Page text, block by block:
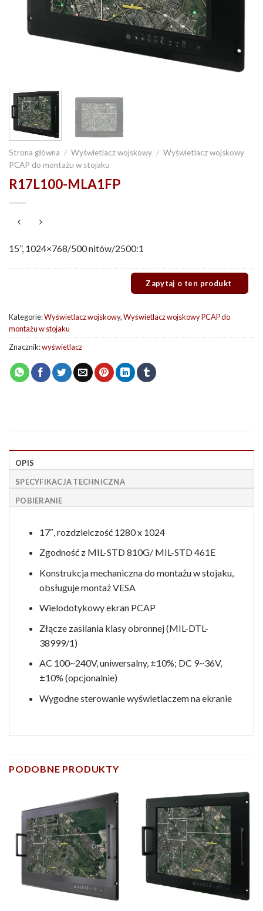
Strona główna / Wyświetlacz wojskowy / Wyświetlacz wojskowy
PCAP do montażu w stojaku
R17L100-MLA1FP
15”, 1024×768/500 nitów/2500:1
Kategorie:Wyświetlacz wojskowy,Wyświetlacz wojskowy PCAP do
montażu w stojaku
Znacznik:wyświetlacz
OPIS
SPECYFIKACJA TECHNICZNA
POBIERANIE
17″, rozdzielczość 1280 x 1024
Zgodność z MIL-STD 810G/ MIL-STD 461E
Konstrukcja mechaniczna do montażu w stojaku,
obsługuje montaż VESA
Wielodotykowy ekran PCAP
Złącze zasilania klasy obronnej (MIL-DTL-
38999/1)
AC 100~240V, uniwersalny, ±10%; DC 9~36V,
±10% (opcjonalnie)
Wygodne sterowanie wyświetlaczem na ekranie
PODOBNE PRODUKTY